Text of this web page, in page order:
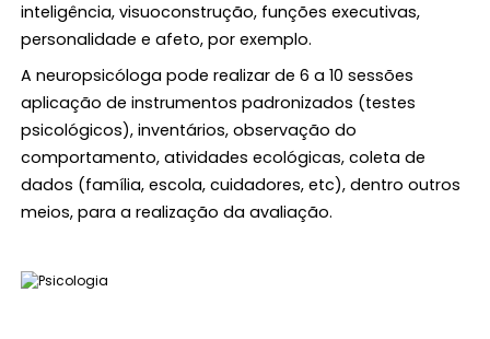
inteligência, visuoconstrução, funções executivas,
personalidade e afeto, por exemplo.
A neuropsicóloga pode realizar de 6 a 10 sessões
aplicação de instrumentos padronizados (testes
psicológicos), inventários, observação do
comportamento, atividades ecológicas, coleta de
dados (família, escola, cuidadores, etc), dentro outros
meios, para a realização da avaliação.